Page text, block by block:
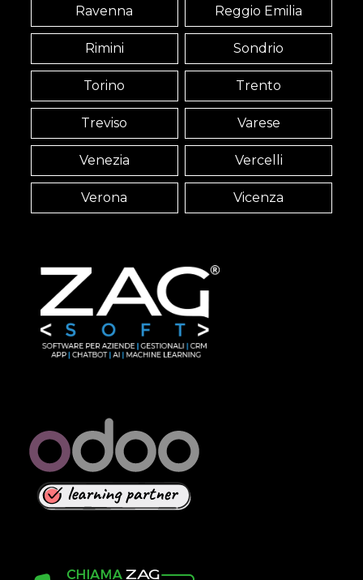
Ravenna Reggio Emilia
Rimini Sondrio
Torino Trento
Treviso Varese
Venezia Vercelli
Verona Vicenza